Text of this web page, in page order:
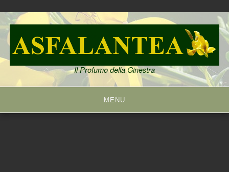
Skip
to
content
Il Profumo della Ginestra
MENU